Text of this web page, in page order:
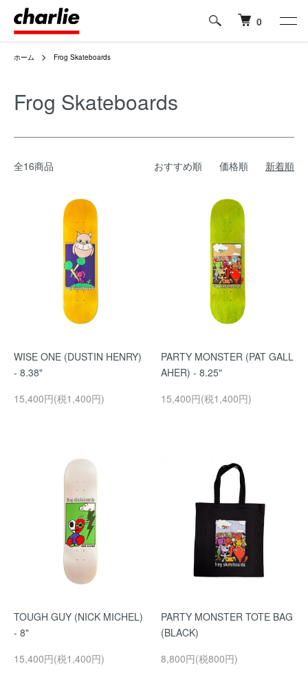
0
ホーム Frog Skateboards
Frog Skateboards
全16商品 おすすめ順 価格順 新着順
WISE ONE (DUSTIN HENRY)
- 8.38"
15,400円(税1,400円)
PARTY MONSTER (PAT GALL
AHER) - 8.25"
15,400円(税1,400円)
TOUGH GUY (NICK MICHEL)
- 8"
15,400円(税1,400円)
PARTY MONSTER TOTE BAG
(BLACK)
8,800円(税800円)